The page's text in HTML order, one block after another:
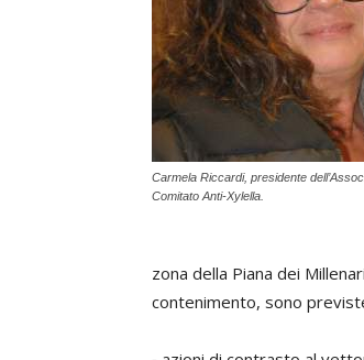
Carmela Riccardi, presidente
Comitato Anti-Xylella.
zona della Piana dei
contenimento, sono